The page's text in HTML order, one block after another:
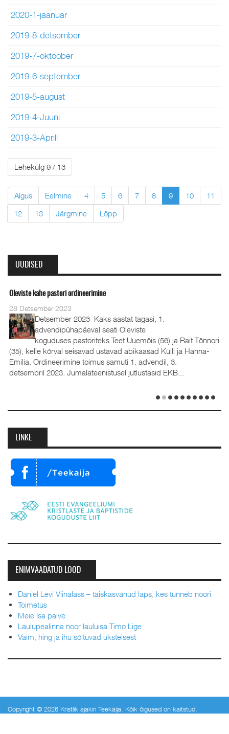
2020-1-jaanuar
2019-8-detsember
2019-7-oktoober
2019-6-september
2019-5-august
2019-4-Juuni
2019-3-Aprill
Lehekülg 9 / 13
Algus Eelmine 4 5 6 7 8 9 10
11
12
13 Järgmine Lõpp
UUDISED
Oleviste kahe pastori ordineerimine
28 Detsember 2023
Detsember 2023 Kaks aastat tagasi, 1.
advendipühapäeval seati Oleviste
koguduses pastoriteks Teet Uuemõis (56) ja Rait Tõnnori
(35), kelle kõrval seisavad ustavad abikaasad Külli ja Hanna-
Emilia. Ordineerimine toimus samuti 1. advendil, 3.
detsembril 2023. Jumalateenistusel jutlustasid EKB...
LINKE
ENIMVAADATUD LOOD
Daniel Levi Viinalass – täiskasvanud laps, kes tunneb noori
Toimetus
Meie Isa palve
Laulupealinna noor lauluisa Timo Lige
Vaim, hing ja ihu sõltuvad üksteisest
Copyright © 2026 Kristlik ajakiri Teekäija. Kõik õigused on kaitstud.